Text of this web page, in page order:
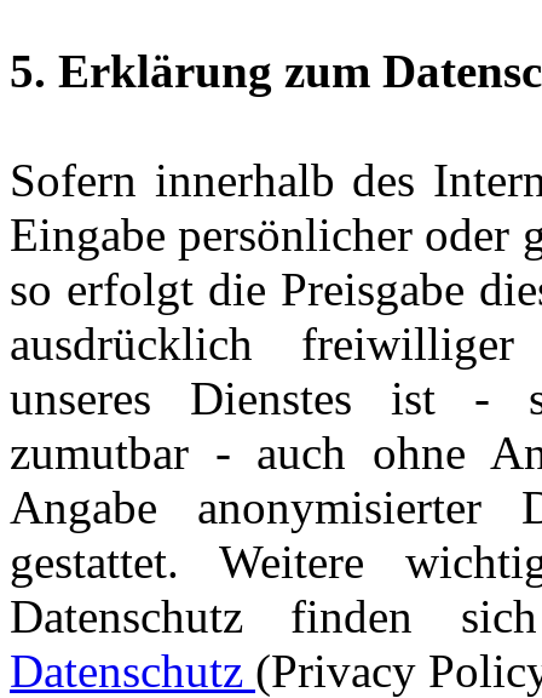
5. Erklärung zum
Sofern innerhalb des
Eingabe persönlicher oder
so erfolgt die Preisgabe
ausdrücklich
unseres Dienstes ist -
zumutbar - auch ohne
Angabe anonymisierter
gestattet. Weitere
Datenschutz finden
Datenschutz (Privacy